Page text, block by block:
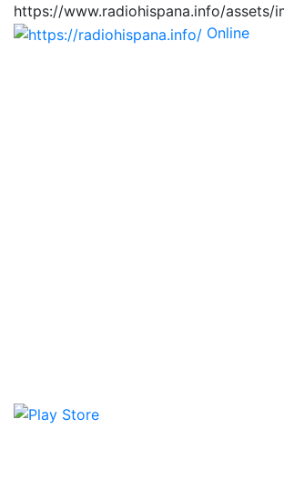
https://www.radiohispana.info/assets/
Online